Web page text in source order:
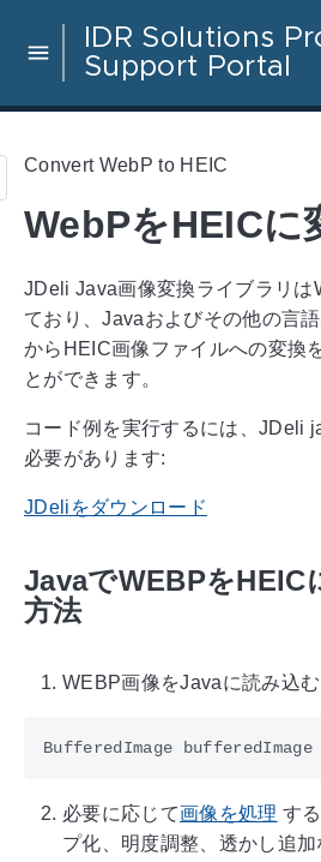
IDR Solutions
Support Portal
Convert WebP to HEIC
WebPをHEICに
JDeli Java画像変換ライブラリは
ており、Javaおよびその他の言
からHEIC画像ファイルへの変換
とができます。
コード例を実行するには、JDeli
必要があります:
JDeliをダウンロード
JavaでWEBPをHEIC
方法
WEBP画像をJavaに読み込む
必要に応じて画像を処理 す
プ化、明度調整、透かし追加